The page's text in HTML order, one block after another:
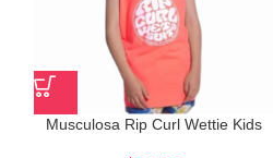
Musculosa Rip Curl Wettie Kids